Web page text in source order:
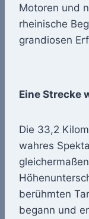
Motoren und
rheinische
grandiosen
Eine Strecke
Die 33,2
wahres
berühmten
begann und